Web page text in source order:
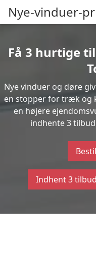
Nye-vinduer-
Få 3 hurtige
Nye vinduer og døre
en stopper for træk og
en højere
indhente 3
Indhent 3